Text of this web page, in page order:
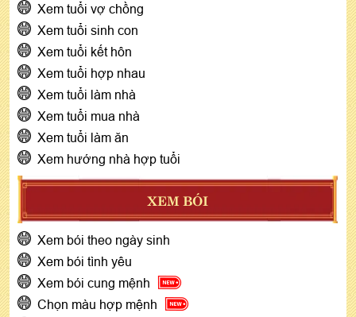
Xem tuổi vợ chồng
Xem tuổi sinh con
Xem tuổi kết hôn
Xem tuổi hợp nhau
Xem tuổi làm nhà
Xem tuổi mua nhà
Xem tuổi làm ăn
Xem hướng nhà hợp tuổi
XEM BÓI
Xem bói theo ngày sinh
Xem bói tình yêu
Xem bói cung mệnh
Chọn màu hợp mệnh